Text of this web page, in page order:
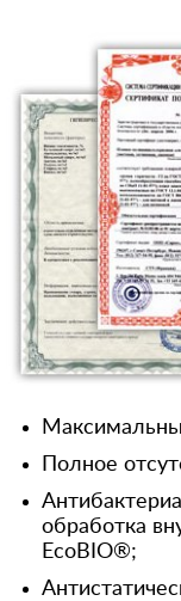
Полное
обработка
EcoBIO®;